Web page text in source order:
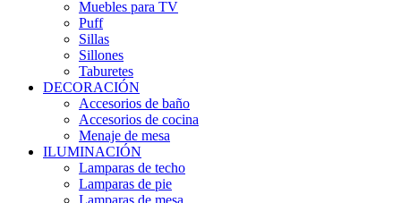
Muebles para TV
Puff
Sillas
Sillones
Taburetes
DECORACIÓN
Accesorios de baño
Accesorios de cocina
Menaje de mesa
ILUMINACIÓN
Lamparas de techo
Lamparas de pie